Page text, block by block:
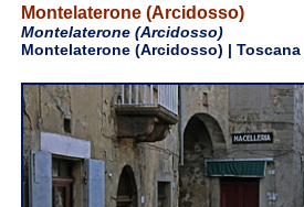
Montelaterone (Arcidosso)
Montelaterone (Arcidosso)
Montelaterone (Arcidosso) |